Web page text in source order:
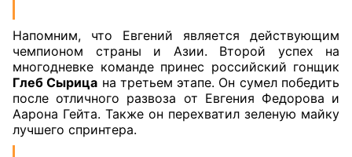
Напомним, что Евгений является действующим
чемпионом страны и Азии. Второй успех на
многодневке команде принес российский гонщик
Глеб Сырица на третьем этапе. Он сумел победить
после отличного развоза от Евгения Федорова и
Аарона Гейта. Также он перехватил зеленую майку
лучшего спринтера.